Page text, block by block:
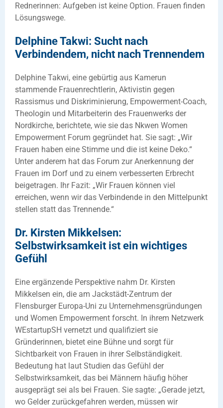
Rednerinnen: Aufgeben ist keine Option. Frauen finden
Lösungswege.
Delphine Takwi: Sucht nach
Verbindendem, nicht nach Trennendem
Delphine Takwi, eine gebürtig aus Kamerun
stammende Frauenrechtlerin, Aktivistin gegen
Rassismus und Diskriminierung, Empowerment-Coach,
Theologin und Mitarbeiterin des Frauenwerks der
Nordkirche, berichtete, wie sie das Nkwen Women
Empowerment Forum gegründet hat. Sie sagt: „Wir
Frauen haben eine Stimme und die ist keine Deko.“
Unter anderem hat das Forum zur Anerkennung der
Frauen im Dorf und zu einem verbesserten Erbrecht
beigetragen. Ihr Fazit: „Wir Frauen können viel
erreichen, wenn wir das Verbindende in den Mittelpunkt
stellen statt das Trennende.“
Dr. Kirsten Mikkelsen:
Selbstwirksamkeit ist ein wichtiges
Gefühl
Eine ergänzende Perspektive nahm Dr. Kirsten
Mikkelsen ein, die am Jackstädt-Zentrum der
Flensburger Europa-Uni zu Unternehmensgründungen
und Women Empowerment forscht. In ihrem Netzwerk
WEstartupSH vernetzt und qualifiziert sie
Gründerinnen, bietet eine Bühne und sorgt für
Sichtbarkeit von Frauen in ihrer Selbständigkeit.
Bedeutung hat laut Studien das Gefühl der
Selbstwirksamkeit, das bei Männern häufig höher
ausgeprägt sei als bei Frauen. Sie sagte: „Gerade jetzt,
wo Gelder zurückgefahren werden, müssen wir